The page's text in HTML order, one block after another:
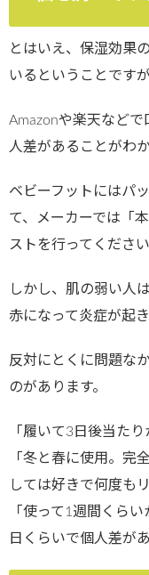
とはいえ、保湿効果
いるということです
Amazonや楽天など
人差があることがわか
ベビーフットにはパ
て、メーカーでは「
ストを行ってくださ
しかし、肌の弱い人
赤になって炎症が起
反対にとくに問題な
のがあります。
「履いて3日後当た
「冬と春に使用。完
しては好きで何度も
「使って1週間くら
日くらいで個人差があ